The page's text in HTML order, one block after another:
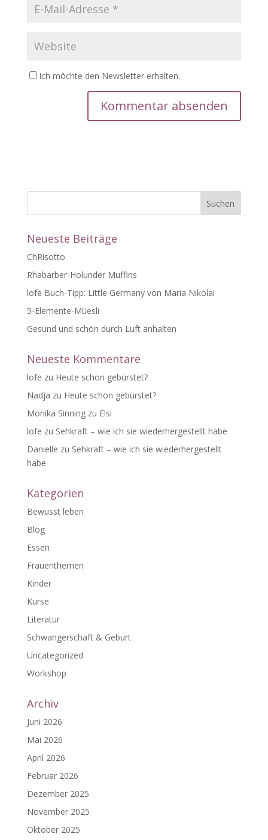
Ich möchte den Newsletter erhalten.
i
v
:
Neueste Beiträge
ChRisotto
Rhabarber-Holunder Muffins
lofe Buch-Tipp: Little Germany von Maria Nikolai
5-Elemente-Müesli
Gesund und schön durch Luft anhalten
Neueste Kommentare
lofe zu Heute schon gebürstet?
Nadja zu Heute schon gebürstet?
Monika Sinningzu Elsi
lofe zu Sehkraft – wie ich sie wiederhergestellt habe
Danielle zu Sehkraft – wie ich sie wiederhergestellt
habe
Kategorien
Bewusst leben
Blog
Essen
Frauenthemen
Kinder
Kurse
Literatur
Schwangerschaft & Geburt
Uncategorized
Workshop
Archiv
Juni 2026
Mai 2026
April 2026
Februar 2026
Dezember 2025
November 2025
Oktober 2025